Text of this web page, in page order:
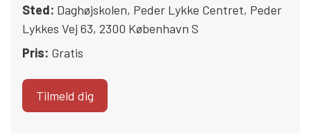
Sted: Daghøjskolen, Peder Lykke Centret, Peder
Lykkes Vej 63, 2300 København S
Pris: Gratis
Tilmeld dig